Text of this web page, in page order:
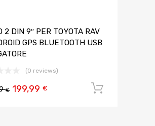
2 DIN 9″ PER TOYOTA RAV
GPS BLUETOOTH USB
(0 reviews)
€ 199,99 €